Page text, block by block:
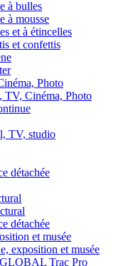
à bulles
à mousse
et à étincelles
et confettis
Photo
TV, Cinéma, Photo
TV, studio
détachée
détachée
et musée
exposition et musée
Trac Pro